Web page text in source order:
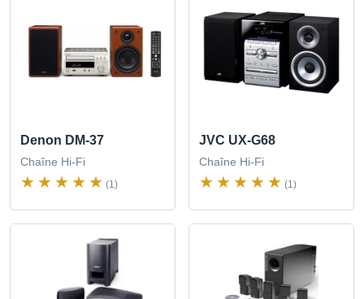
Denon DM-37
Chaîne Hi-Fi
(1)
JVC UX-G68
Chaîne Hi-Fi
(1)